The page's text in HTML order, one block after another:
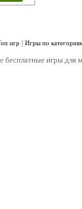
игр | Игры по
бесплатные игры для